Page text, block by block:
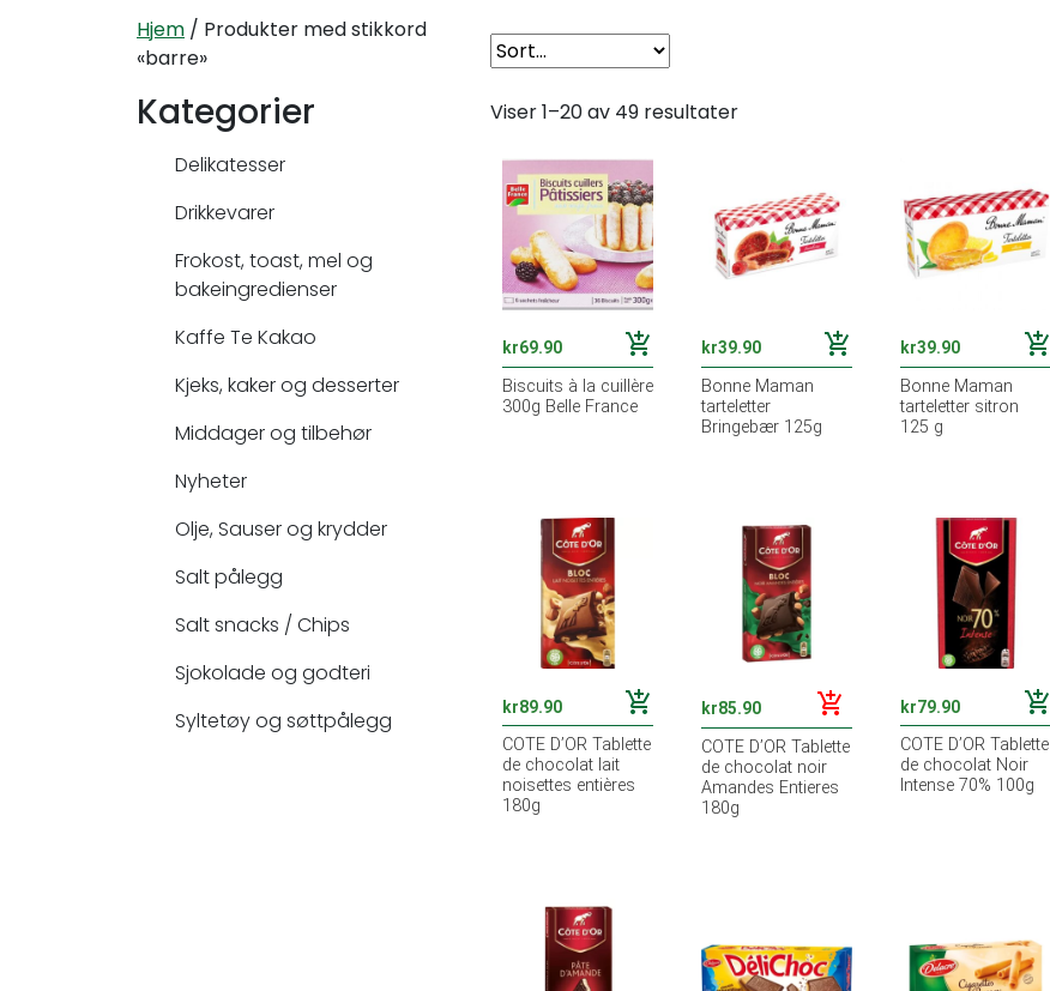
Hjem / Produkter med stikkord
«barre»
Kategorier
Delikatesser
Drikkevarer
Frokost, toast, mel og
bakeingredienser
Kaffe Te Kakao
Kjeks, kaker og desserter
Middager og tilbehør
Nyheter
Olje, Sauser og krydder
Salt pålegg
Salt snacks / Chips
Sjokolade og godteri
Syltetøy og søttpålegg
Viser 1–20 av 49 resultater
kr69.90 add_shopping_cart
Biscuits à la cuillère
300g Belle France
kr39.90 add_shopping_cart
Bonne Maman
tarteletter
Bringebær 125g
kr39.90 add_shopping_cart
Bonne Maman
tarteletter sitron
125 g
kr89.90 add_shopping_cart
COTE D’OR Tablette
de chocolat lait
noisettes entières
180g
kr85.90 add_shopping_cart
COTE D’OR Tablette
de chocolat noir
Amandes Entieres
180g
kr79.90 add_shopping_cart
COTE D’OR Tablette
de chocolat Noir
Intense 70% 100g